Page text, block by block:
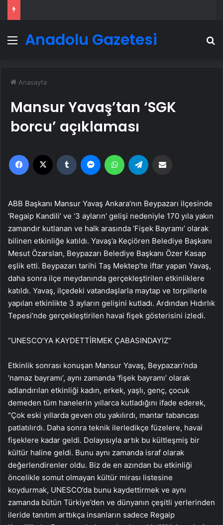
Menü
Anadolu Gazetesi
Anasayfa
Mansur Yavaş’tan ‘SGK
borcu’ açıklaması
Facebook Tumblr MessengerWhatsApp
ABB Başkanı Mansur Yavaş Ankara’nın Beypazarı ilçesinde
‘Regaip Kandili’ ve ‘3 ayların’ gelişi nedeniyle 170 yıla yakın
zamandır kutlanan ve halk arasında ‘Fişek Bayramı’ olarak
bilinen etkinliğe katıldı. Yavaş’a Keçiören Belediye Başkanı
Mesut Özarslan, Beypazarı Belediye Başkanı Özer Kasap
eşlik etti. Beypazarı tarihi Taş Mektep’te iftar yapan Yavaş,
daha sonra ilçe meydanında gerçekleştirilen etkinliklere
katıldı. Yavaş, ilçedeki vatandaşlarla maytap ve torpillerle
yapılan etkinlikte 3 ayların gelişini kutladı. Ardından Hıdırlık
Tepesi’nde gerçekleştirilen havai fişek gösterisini izledi.
“UNESCO’YA KAYDETTİRMEK ÇABASINDAYIZ”
Etkinlik sonrası konuşan Mansur Yavaş, Beypazarı’nda
‘namaz bayramı’, aynı zamanda ‘fişek bayramı’ olarak
adlandırılan etkinliği kadın, erkek, yaşlı, genç, çocuk
demeden tüm hanelerin yıllarca kutladığını ifade ederek,
“Çok eski yıllarda geven otu yakılırdı, mantar tabancası
patlatılırdı. Daha sonra teknik ilerledikçe füzelere, havai
fişeklere kadar geldi. Dolayısıyla artık bu kültleşmiş bir
kültür haline geldi. Bunu aynı zamanda israf olarak
değerlendirenler oldu. Biz de en azından bu etkinliği
öncelikle somut olmayan kültür mirası listesine
koydurmak, UNESCO’da bunu kaydettirmek ve aynı
zamanda bütün Türkiye’den ve dünyanın çeşitli yerlerinden
ileride tanıtım arttıkça insanların sadece Regaip